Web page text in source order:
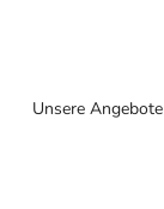
Unsere Angebote